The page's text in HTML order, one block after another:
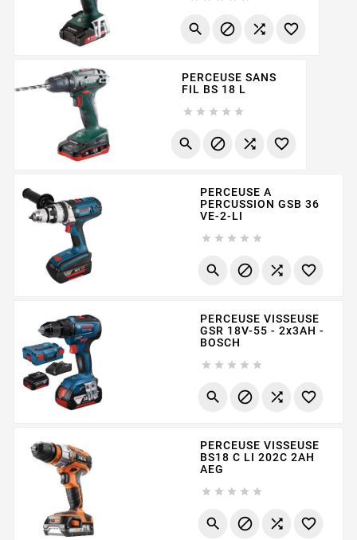
   
PERCEUSE SANS
FIL BS 18 L
    
   
PERCEUSE A
PERCUSSION GSB 36
VE-2-LI
    
   
PERCEUSE VISSEUSE
GSR 18V-55 - 2x3AH -
BOSCH
    
   
PERCEUSE VISSEUSE
BS18 C LI 202C 2AH
AEG
    
   